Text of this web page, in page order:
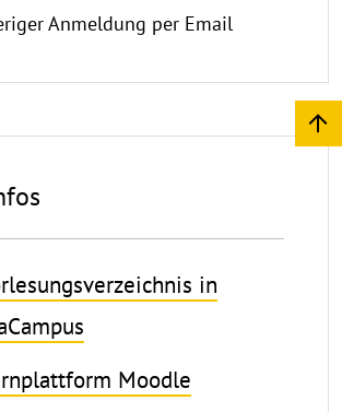
Anmeldung per Email
in
Moodle